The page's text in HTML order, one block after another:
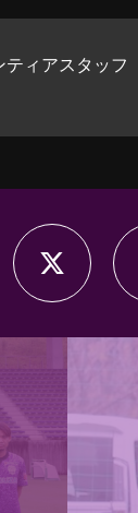
ティアスタッフ